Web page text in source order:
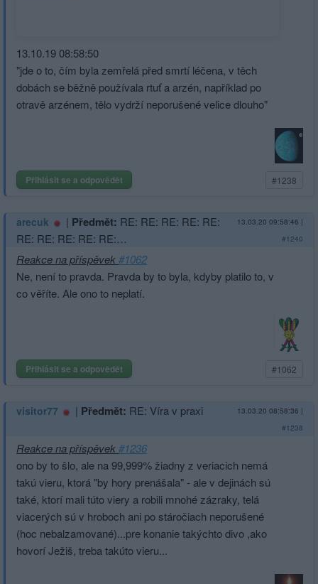
13.10.19 08:58:50
"jde o to, čím byla zemřelá před smrtí léčena, v těch
dobách se běžně používala rtuť a arzén, například po
otravě arzénem, tělo vydrží neporušené velice dlouho"
Přihlásit se a odpovědět #1238
arecuk | Předmět: RE: RE: RE: RE: RE:
RE: RE: RE: RE: RE:…
13.03.20 09:58:46 |
#1240
Reakce na příspěvek#1062
Ne, není to pravda. Pravda by to byla, kdyby platilo to, v
co věříte. Ale ono to neplatí.
Přihlásit se a odpovědět #1062
visitor77 | Předmět: RE: Víra v praxi 13.03.20 08:58:36 |
#1238
Reakce na příspěvek#1236
ono by to šlo, ale na 99,999% žiadny z veriacich nemá
takú vieru, ktorá "by hory prenášala" - ale v dejinách sú
také, ktorí mali túto viery a robili mnohé zázraky, telá
viacerých sú v hroboch ani po stáročiach neporušené
(hoc nebalzamované)­...pre konanie takýchto divo ,ako
hovorí Ježiš, treba takúto vieru...